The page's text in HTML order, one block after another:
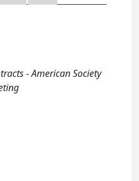
- American Society